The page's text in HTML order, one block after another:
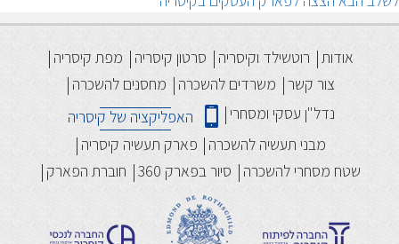
הבא:
אודות רוטשילד וקיסריה סרטון קיסריה
מפת קיסריה
צור קשר
משרדים להשכרה
מחסנים להשכרה
נדל"ן עסקי ומסחרי
האפליקציה של קיסריה
מבני תעשיה להשכרה
פארק תעשיה קיסריה
שטח מסחרי להשכרה
סיור בפארק 360 חוברת הפארק